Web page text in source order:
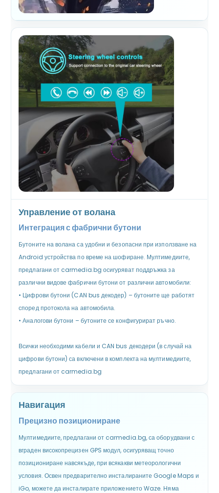
Управление от волана
Интеграция с фабрични бутони
Бутоните на волана са удобни и безопасни при използване на
Android устройства по време на шофиране. Мултимедиите,
предлагани от carmedia.bg осигуряват поддръжка за
различни видове фабрични бутони от различни автомобили:
• Цифрови бутони (CAN bus декодер) – бутоните ще работят
според протокола на автомобила.
• Аналогови бутони – бутоните се конфигурират ръчно.
Всички необходими кабели и CAN bus декодери (в случай на
цифрови бутони) са включени в комплекта на мултимедиите,
предлагани от carmedia.bg
Навигация
Прецизно позициониране
Мултимедиите, предлагани от carmedia.bg, са оборудвани с
вграден високопрецизен GPS модул, осигуряващ точно
позициониране навсякъде, при всякакви метеорологични
условия. Освен предварително инсталираните Google Maps и
iGo, можете да инсталирате приложението Waze. Няма